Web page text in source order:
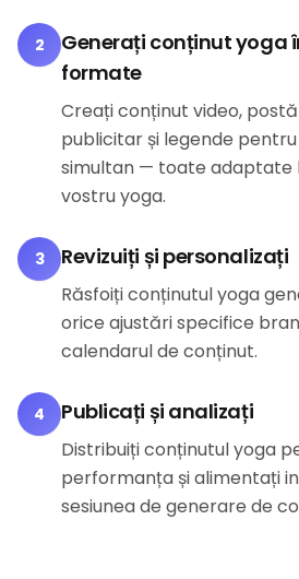
2
Generați conținut yoga
formate
Creați conținut video,
publicitar și legende
simultan — toate adaptate
vostru yoga.
3 Revizuiți și personalizați
Răsfoiți conținutul yoga
orice ajustări specifice
calendarul de conținut.
4 Publicați și analizați
Distribuiți conținutul yoga
performanța și alimentați
sesiunea de generare de